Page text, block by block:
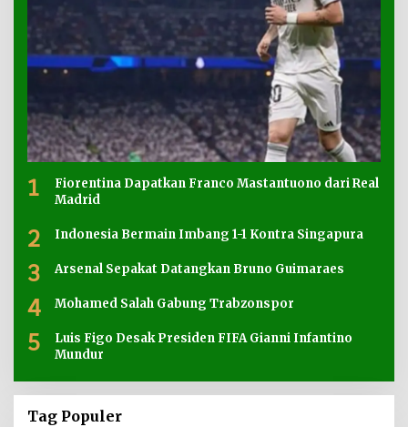
1
Fiorentina Dapatkan Franco Mastantuono dari Real
Madrid
2 Indonesia Bermain Imbang 1-1 Kontra Singapura
3 Arsenal Sepakat Datangkan Bruno Guimaraes
4 Mohamed Salah Gabung Trabzonspor
5
Luis Figo Desak Presiden FIFA Gianni Infantino
Mundur
Tag Populer